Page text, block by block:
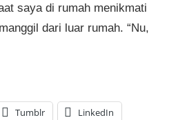
saya di rumah menikmati
dari luar rumah. “Nu,
Tumblr LinkedIn